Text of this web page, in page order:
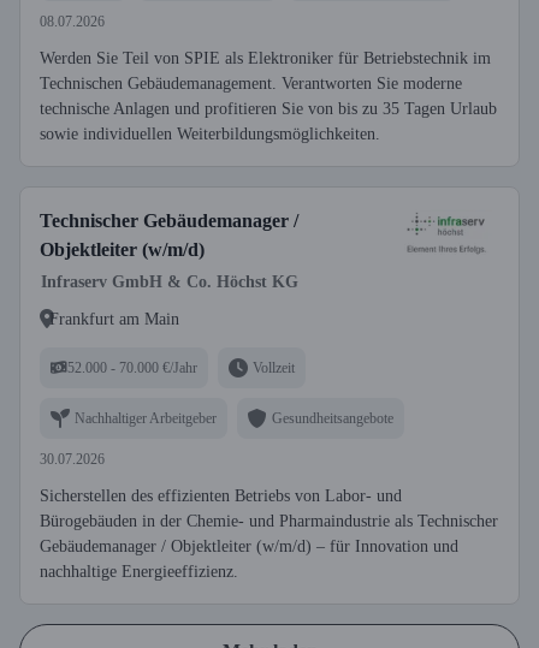
08.07.2026
Werden Sie Teil von SPIE als Elektroniker für Betriebstechnik im
Technischen Gebäudemanagement. Verantworten Sie moderne
technische Anlagen und profitieren Sie von bis zu 35 Tagen Urlaub
sowie individuellen Weiterbildungsmöglichkeiten.
Technischer Gebäudemanager /
Objektleiter (w/m/d)
Infraserv GmbH & Co. Höchst KG
Frankfurt am Main
52.000 - 70.000 €/Jahr Vollzeit
Nachhaltiger Arbeitgeber Gesundheitsangebote
30.07.2026
Sicherstellen des effizienten Betriebs von Labor- und
Bürogebäuden in der Chemie- und Pharmaindustrie als Technischer
Gebäudemanager / Objektleiter (w/m/d) – für Innovation und
nachhaltige Energieeffizienz.